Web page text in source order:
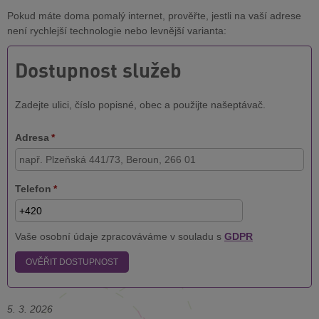
Pokud máte doma pomalý internet, prověřte, jestli na vaší adrese
není rychlejší technologie nebo levnější varianta:
Dostupnost služeb
Zadejte ulici, číslo popisné, obec a použijte našeptávač.
Adresa*
Telefon *
Vaše osobní údaje zpracováváme v souladu s GDPR
OVĚŘIT DOSTUPNOST
5. 3. 2026